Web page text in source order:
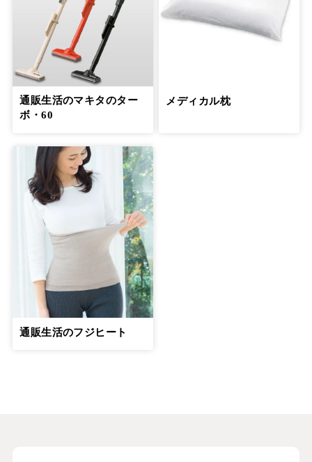
通販生活のマキタのター
ボ・60
メディカル枕
通販生活のフジヒート